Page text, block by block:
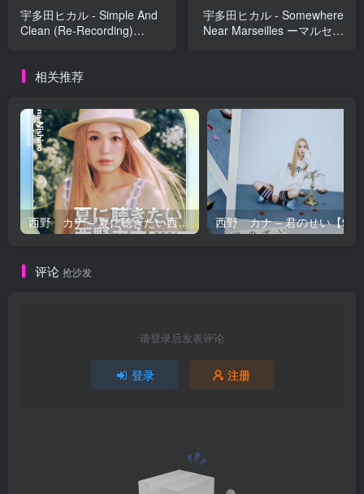
宇多田ヒカル - Simple And
Clean (Re-Recording)
宇多田ヒカル - Somewhere
Near Marseilles ーマルセイ
相关推荐
西野 カナ – 夏に聴きたい西野カナ2026【44.1kHz／16bit】日本区
评论 抢沙发
请登录后发表评论
登录 注册